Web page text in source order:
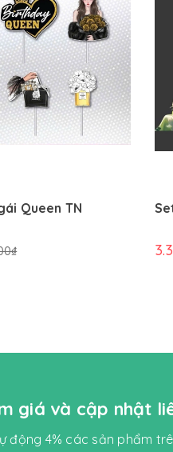
Queen TN
giá và cập nhật
động 4% các sản phẩm